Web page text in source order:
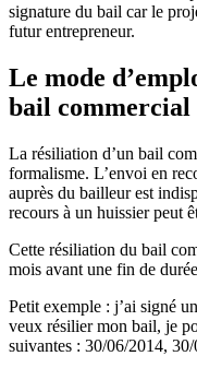
signature du bail car le
futur entrepreneur.
Le mode
bail commercial
La résiliation d’un bail
formalisme. L’envoi en
auprès du bailleur est
recours à un huissier peut
Cette résiliation du bail
mois avant une fin de
Petit exemple : j’ai signé
veux résilier mon bail, je
suivantes : 30/06/2014,